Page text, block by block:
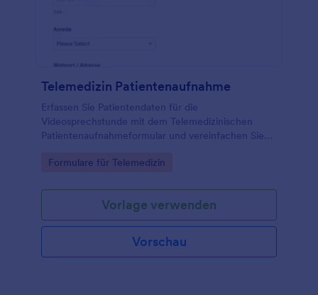
Telemedizin Patientenaufnahme
Erfassen Sie Patientendaten für die
Videosprechstunde mit dem Telemedizinischen
Patientenaufnahmeformular und vereinfachen Sie
telemedizinische Angebote über eine zentrale
Go to Category:
Formulare für Telemedizin
Vorlage verwenden
Vorschau